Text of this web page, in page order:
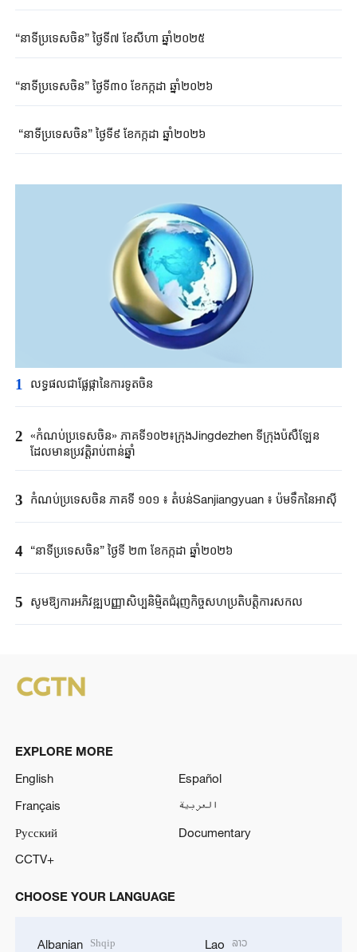
“នាទីប្រទេសចិន” ថ្ងៃទី៧ ខែសីហា ឆ្នាំ២០២៥
“នាទីប្រទេសចិន” ថ្ងៃទី៣០ ខែកក្កដា ឆ្នាំ២០២៦
“នាទីប្រទេសចិន” ថ្ងៃទី៩ ខែកក្កដា ឆ្នាំ២០២៦
1 លទ្ធផលជាផ្លែផ្កានៃការទូតចិន
2 «កំណប់ប្រទេសចិន» ភាគទី១០២៖ក្រុងJingdezhen ទីក្រុងប៉សឺឡែន
ដែលមានប្រវត្តិរាប់ពាន់ឆ្នាំ
3 កំណប់ប្រទេសចិន ភាគទី ១០១ ៖ តំបន់Sanjiangyuan ៖ ប៉មទឹកនៃអាស៊ី
4 “នាទីប្រទេសចិន” ថ្ងៃទី ២៣ ខែកក្កដា ឆ្នាំ២០២៦
5 សូមឱ្យការអភិវឌ្ឍបញ្ញាសិប្បនិម្មិតជំរុញកិច្ចសហប្រតិបត្តិការសកល
EXPLORE MORE
English
Español
Français
العربية
Русский
Documentary
CCTV+
CHOOSE YOUR LANGUAGE
Albanian Shqip Lao ລາວ